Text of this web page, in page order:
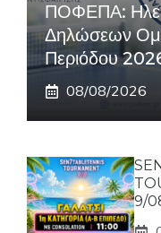
ΠΟΦΕΠΑ:
Δηλώσεων
Περιόδου
08/08/2026
9/